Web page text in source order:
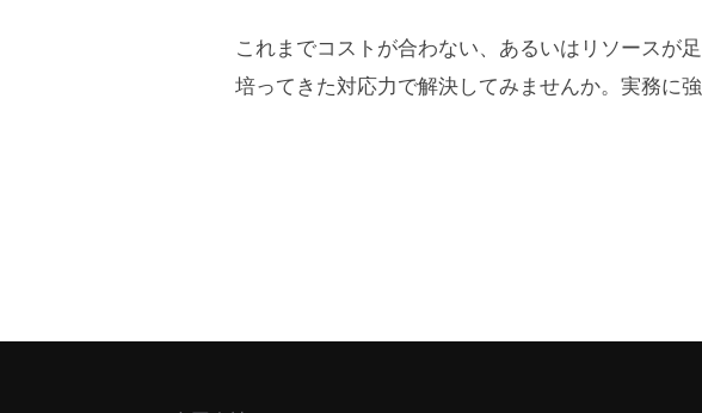
これまでコストが合わない、あるいはリソースが
培ってきた対応力で解決してみませんか。実務に